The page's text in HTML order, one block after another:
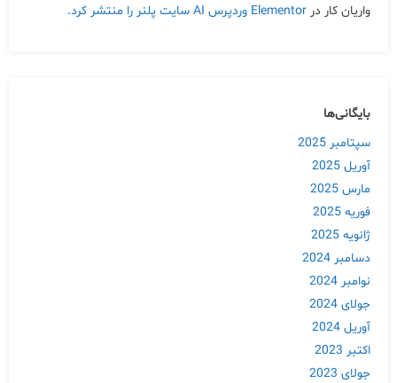
واریان کار در Elementor وردپرس AI سایت پلنر را منتشر کرد.
بایگانی‌ها
سپتامبر 2025
آوریل 2025
مارس 2025
فوریه 2025
ژانویه 2025
دسامبر 2024
نوامبر 2024
جولای 2024
آوریل 2024
اکتبر 2023
جولای 2023